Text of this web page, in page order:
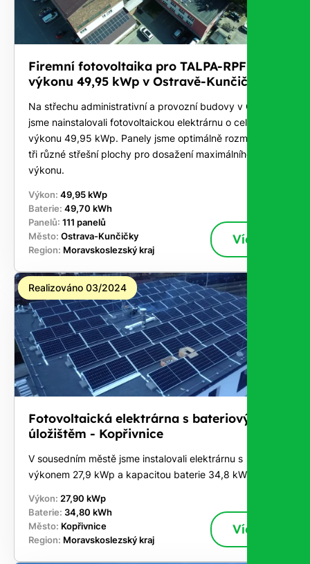
Firemní fotovoltaika pro TALPA-RPF o
výkonu 49,95 kWp v Ostravě-Kunčičky
Na střechu administrativní a provozní budovy v Ostravě
jsme nainstalovali fotovoltaickou elektrárnu o celkovém
výkonu 49,95 kWp. Panely jsme optimálně rozmístili na
tři různé střešní plochy pro dosažení maximálního
výkonu.
Výkon: 49,95 kWp
Baterie: 49,70 kWh
Panelů: 111 panelů
Město: Ostrava-Kunčičky
Region: Moravskoslezský kraj
Více
Realizováno 03/2024
Fotovoltaická elektrárna s bateriovým
úložištěm - Kopřivnice
V sousedním městě jsme instalovali elektrárnu s
výkonem 27,9 kWp a kapacitou baterie 34,8 kWh.
Výkon: 27,90 kWp
Baterie: 34,80 kWh
Město: Kopřivnice
Region: Moravskoslezský kraj
Více